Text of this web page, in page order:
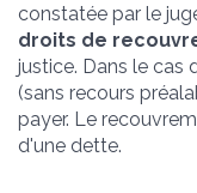
constatée par le
droits de
justice. Dans le cas
(sans recours
payer. Le
d'une dette.